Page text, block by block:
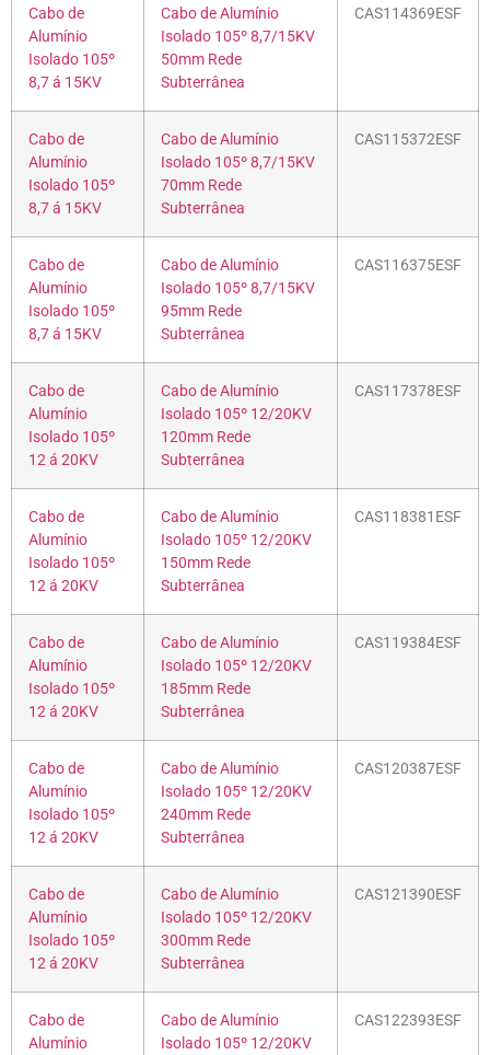
Cabo de
Alumínio
Isolado 105º
8,7 á 15KV
Cabo de Alumínio
Isolado 105º 8,7/15KV
50mm Rede
Subterrânea
CAS114369ESF
Cabo de
Alumínio
Isolado 105º
8,7 á 15KV
Cabo de Alumínio
Isolado 105º 8,7/15KV
70mm Rede
Subterrânea
CAS115372ESF
Cabo de
Alumínio
Isolado 105º
8,7 á 15KV
Cabo de Alumínio
Isolado 105º 8,7/15KV
95mm Rede
Subterrânea
CAS116375ESF
Cabo de
Alumínio
Isolado 105º
12 á 20KV
Cabo de Alumínio
Isolado 105º 12/20KV
120mm Rede
Subterrânea
CAS117378ESF
Cabo de
Alumínio
Isolado 105º
12 á 20KV
Cabo de Alumínio
Isolado 105º 12/20KV
150mm Rede
Subterrânea
CAS118381ESF
Cabo de
Alumínio
Isolado 105º
12 á 20KV
Cabo de Alumínio
Isolado 105º 12/20KV
185mm Rede
Subterrânea
CAS119384ESF
Cabo de
Alumínio
Isolado 105º
12 á 20KV
Cabo de Alumínio
Isolado 105º 12/20KV
240mm Rede
Subterrânea
CAS120387ESF
Cabo de
Alumínio
Isolado 105º
12 á 20KV
Cabo de Alumínio
Isolado 105º 12/20KV
300mm Rede
Subterrânea
CAS121390ESF
Cabo de
Alumínio
Cabo de Alumínio
Isolado 105º 12/20KV
CAS122393ESF